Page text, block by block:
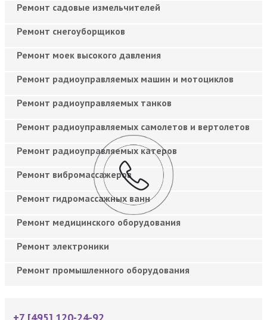
Ремонт садовые измельчителей
Ремонт снегоуборщиков
Ремонт моек высокого давления
Ремонт радиоуправляемых машин и мотоциклов
Ремонт радиоуправляемых танков
Ремонт радиоуправляемых самолетов и вертолетов
Ремонт радиоуправляемых катеров
Ремонт вибромассажеров
Ремонт гидромассажных ванн
Ремонт медицинского оборудования
Ремонт электроники
Ремонт промышленного оборудования